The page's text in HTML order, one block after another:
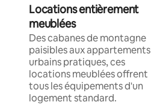
Locations entièrement
meublées
Des cabanes de montagne
paisibles aux appartements
urbains pratiques, ces
locations meublées offrent
tous les équipements d'un
logement standard.